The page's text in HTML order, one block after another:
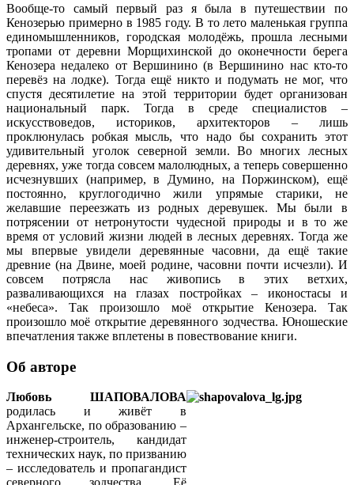
Вообще-то самый первый раз я была в путешествии по
Кенозерью примерно в 1985 году. В то лето маленькая группа
единомышленников, городская молодёжь, прошла лесными
тропами от деревни Морщихинской до оконечности берега
Кенозера недалеко от Вершинино (в Вершинино нас кто-то
перевёз на лодке). Тогда ещё никто и подумать не мог, что
спустя десятилетие на этой территории будет организован
национальный парк. Тогда в среде специалистов –
искусствоведов, историков, архитекторов – лишь
проклюнулась робкая мысль, что надо бы сохранить этот
удивительный уголок северной земли. Во многих лесных
деревнях, уже тогда совсем малолюдных, а теперь совершенно
исчезнувших (например, в Думино, на Поржинском), ещё
постоянно, круглогодично жили упрямые старики, не
желавшие переезжать из родных деревушек. Мы были в
потрясении от нетронутости чудесной природы и в то же
время от условий жизни людей в лесных деревнях. Тогда же
мы впервые увидели деревянные часовни, да ещё такие
древние (на Двине, моей родине, часовни почти исчезли). И
совсем потрясла нас живопись в этих ветхих,
разваливающихся на глазах постройках – иконостасы и
«небеса». Так произошло моё открытие Кенозера. Так
произошло моё открытие деревянного зодчества. Юношеские
впечатления также вплетены в повествование книги.
Об авторе
Любовь ШАПОВАЛОВА
родилась и живёт в
Архангельске, по образованию –
инженер-строитель, кандидат
технических наук, по призванию
– исследователь и пропагандист